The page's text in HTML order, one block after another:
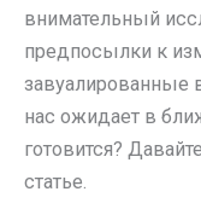
внимательный
предпосылки к
завуалированные
нас ожидает в
готовится?
статье.